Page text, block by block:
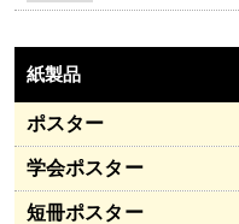
紙製品
ポスター
学会ポスター
短冊ポスター